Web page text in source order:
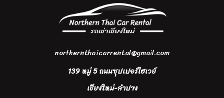
northernthaicarrental@gmail.com
139 หมู่ 5 ถนนซุปเปอร์ไฮเวย์
เชียงใหม่-ลำปาง